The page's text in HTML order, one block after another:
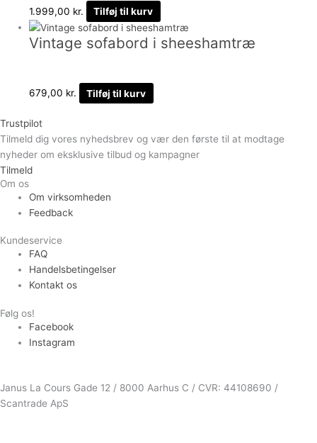
1.999,00 kr. Tilføj til kurv
Vintage sofabord i sheeshamtræ
679,00 kr. Tilføj til kurv
Trustpilot
Tilmeld dig vores nyhedsbrev og vær den første til at modtage
nyheder om eksklusive tilbud og kampagner
Tilmeld
Om os
Om virksomheden
Feedback
Kundeservice
FAQ
Handelsbetingelser
Kontakt os
Følg os!
Facebook
Instagram
Janus La Cours Gade 12 / 8000 Aarhus C / CVR: 44108690 /
Scantrade ApS